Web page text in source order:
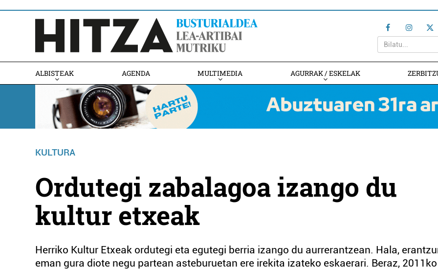
ALBISTEAK AGENDA MULTIMEDIA AGURRAK / ESKELAK
KULTURA
Ordutegi zabalagoa izango du
kultur etxeak
Herriko Kultur Etxeak ordutegi eta egutegi berria izango du aurrerantzean. Hala,
eman gura diote negu partean asteburuetan ere irekita izateko eskaerari. Beraz,